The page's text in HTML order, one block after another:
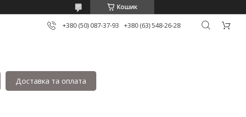
Кошик
+380 (50) 087-37-93 +380 (63) 548-26-28
Доставка та оплата